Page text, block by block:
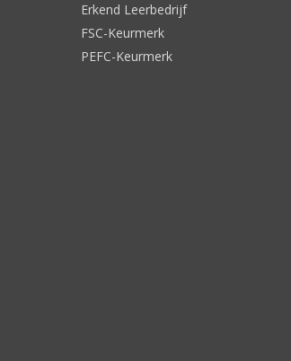
Erkend Leerbedrijf
FSC-Keurmerk
PEFC-Keurmerk